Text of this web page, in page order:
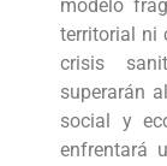
modelo
territorial ni
crisis
superarán
social y
enfrentará